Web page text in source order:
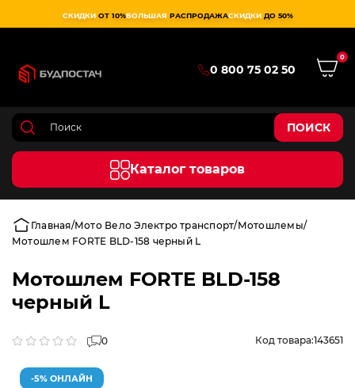
СКИДКИ ОТ 10%БОЛЬШАЯ РАСПРОДАЖАСКИДКИ ДО 50%
0 800 75 02 50
0
ПОИСК
Каталог товаров
Главная Мото Вело Электро транспорт Мотошлемы
Мотошлем FORTE BLD-158 черный L
Мотошлем FORTE BLD-158
черный L
0 Код товара:143651
-5% ОНЛАЙН